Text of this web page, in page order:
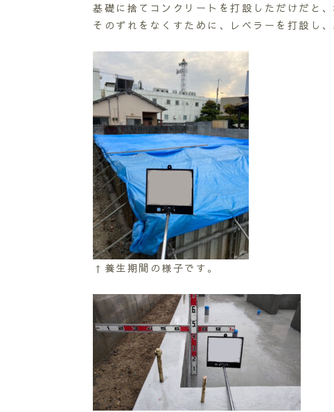
基礎に捨てコンクリートを打設しただけだと
そのずれをなくすために、レベラーを打設し
↑養生期間の様子です。